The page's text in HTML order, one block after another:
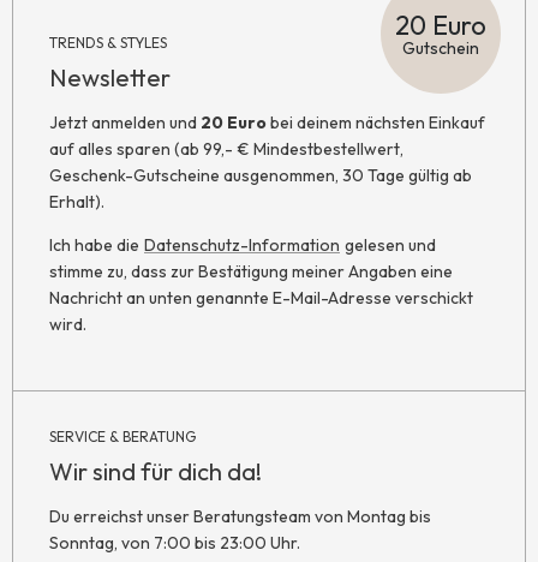
TRENDS & STYLES
Newsletter
20 Euro
Gutschein
Jetzt anmelden und 20 Eurobei deinem nächsten Einkauf
auf alles sparen (ab 99,- € Mindestbestellwert,
Geschenk-Gutscheine ausgenommen, 30 Tage gültig ab
Erhalt).
Ich habe die Datenschutz-Information gelesen und
stimme zu, dass zur Bestätigung meiner Angaben eine
Nachricht an unten genannte E-Mail-Adresse verschickt
wird.
SERVICE & BERATUNG
Wir sind für dich da!
Du erreichst unser Beratungsteam von Montag bis
Sonntag, von 7:00 bis 23:00 Uhr.